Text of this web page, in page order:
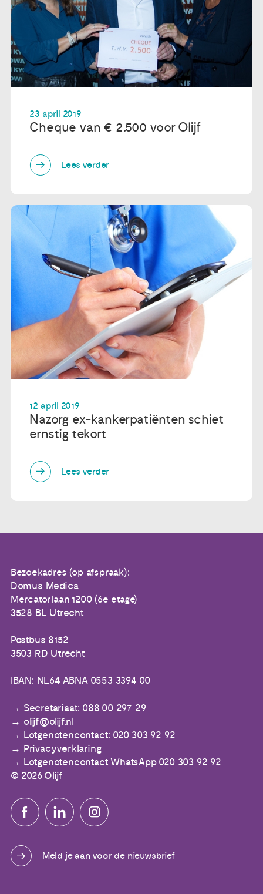
23 april 2019
Cheque van € 2.500 voor Olijf
Lees verder
12 april 2019
Nazorg ex-kankerpatiënten schiet
ernstig tekort
Lees verder
Bezoekadres (op afspraak):
Domus Medica
Mercatorlaan 1200 (6e etage)
3528 BL Utrecht
Postbus 8152
3503 RD Utrecht
IBAN: NL64 ABNA 0553 3394 00
Secretariaat: 088 00 297 29
olijf@olijf.nl
Lotgenotencontact: 020 303 92 92
Privacyverklaring
Lotgenotencontact WhatsApp 020 303 92 92
© 2026 Olijf
Meld je aan voor de nieuwsbrief